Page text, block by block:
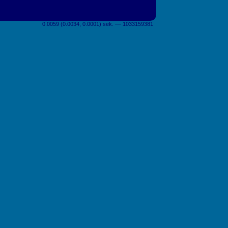
0.0059 (0.0034, 0.0001) sek. –– 1033159381